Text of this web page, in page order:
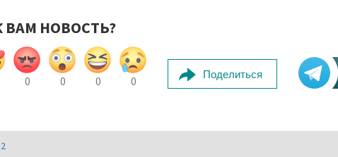
ВАМ НОВОСТЬ?
0 0 0 0
Поделиться